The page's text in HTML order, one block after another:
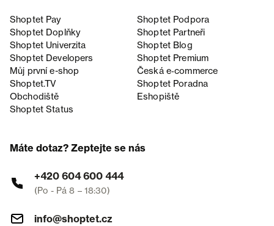
Shoptet Pay
Shoptet Podpora
Shoptet Doplňky
Shoptet Partneři
Shoptet Univerzita
Shoptet Blog
Shoptet Developers
Shoptet Premium
Můj první e-shop
Česká e‑commerce
Shoptet.TV
Shoptet Poradna
Obchodiště
Eshopiště
Shoptet Status
Máte dotaz? Zeptejte se nás
+420 604 600 444
(Po - Pá 8 – 18:30)
info@shoptet.cz